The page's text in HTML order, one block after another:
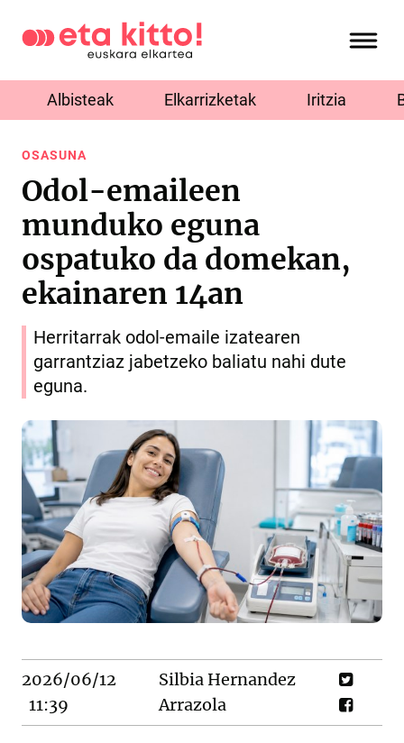
Albisteak Elkarrizketak Iritzia
OSASUNA
Odol-emaileen
munduko eguna
ospatuko da domekan,
ekainaren 14an
Herritarrak odol-emaile izatearen
garrantziaz jabetzeko baliatu nahi dute
eguna.
2026/06/12
11:39
Silbia Hernandez
Arrazola